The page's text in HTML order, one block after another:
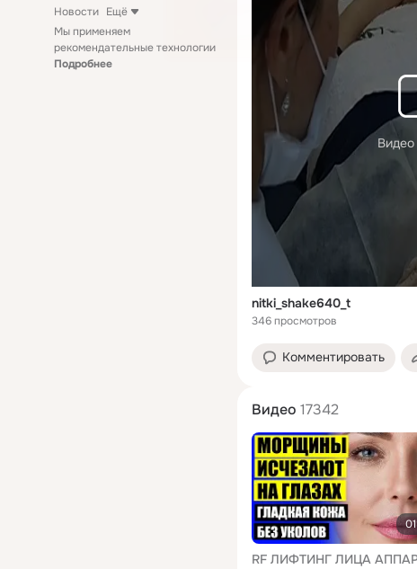
Новости Ещё
Мы применяем
рекомендательные технологии
Подробнее
nitki_shake640_t
346 просмотров
Комментировать
Видео 17342